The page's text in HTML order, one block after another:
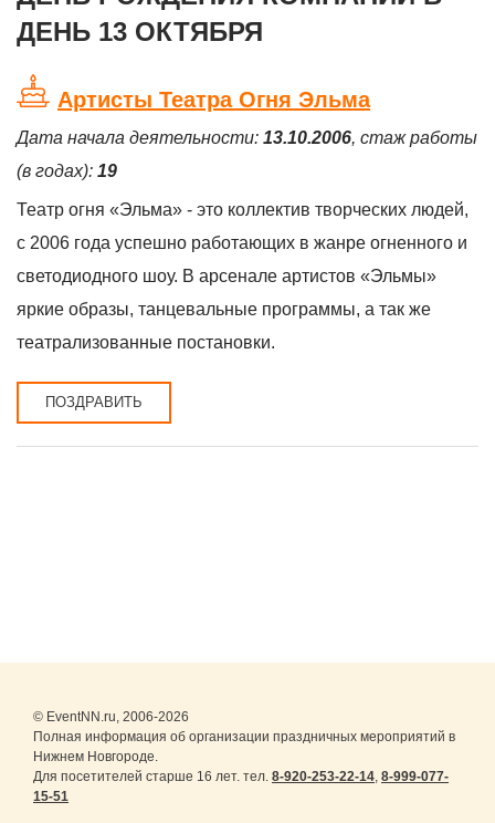
ДЕНЬ 13 ОКТЯБРЯ
Артисты Театра Огня Эльма
Дата начала деятельности: 13.10.2006, стаж работы
(в годах): 19
Театр огня «Эльма» - это коллектив творческих людей,
с 2006 года успешно работающих в жанре огненного и
светодиодного шоу. В арсенале артистов «Эльмы»
яркие образы, танцевальные программы, а так же
театрализованные постановки.
ПОЗДРАВИТЬ
© EventNN.ru, 2006-2026
Полная информация об организации праздничных мероприятий в
Нижнем Новгороде.
Для посетителей старше 16 лет. тел. 8-920-253-22-14, 8-999-077-
15-51